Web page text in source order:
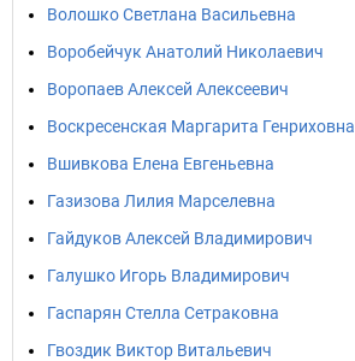
Волошко Светлана Васильевна
Воробейчук Анатолий Николаевич
Воропаев Алексей Алексеевич
Воскресенская Маргарита Генриховна
Вшивкова Елена Евгеньевна
Газизова Лилия Марселевна
Гайдуков Алексей Владимирович
Галушко Игорь Владимирович
Гаспарян Стелла Сетраковна
Гвоздик Виктор Витальевич